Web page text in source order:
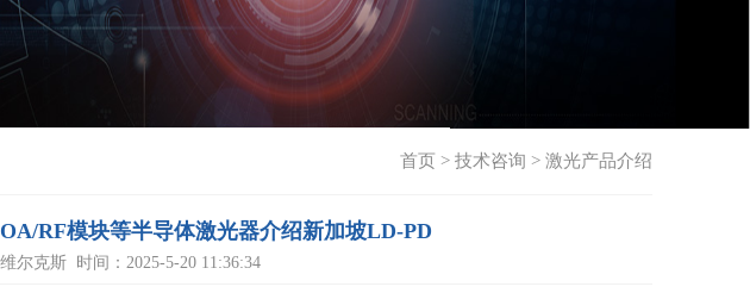
首页 > 技术咨询 > 激光产品介绍
RF模块等半导体激光器介绍新加坡LD-PD
尔克斯 时间：2025-5-20 11:36:34